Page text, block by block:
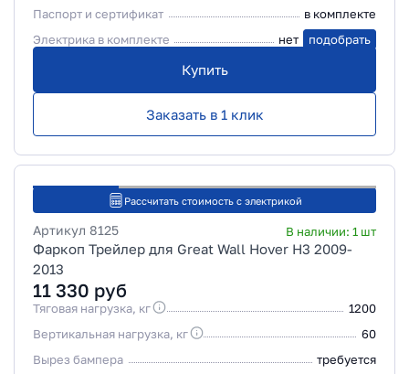
Паспорт и сертификат
в комплекте
Электрика в комплекте
нет подобрать
Купить
Заказать в 1 клик
Рассчитать стоимость с электрикой
Артикул 8125 В наличии: 1 шт
Фаркоп Трейлер для Great Wall Hover H3 2009-
2013
11 330 руб
Тяговая нагрузка, кг
1200
Вертикальная нагрузка, кг
60
Вырез бампера
требуется